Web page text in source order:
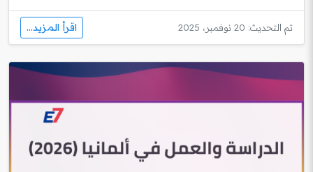
تم التحديث: 20 نوفمبر، 2025 اقرأ المزيد...